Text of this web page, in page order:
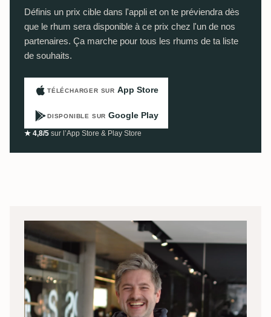
Définis un prix cible dans l'appli et on te préviendra dès
que le rhum sera disponible à ce prix chez l'un de nos
partenaires. Ça marche pour tous les rhums de ta liste
de souhaits.
TÉLÉCHARGER SUR App Store
DISPONIBLE SUR Google Play
★ 4,8/5 sur l’App Store & Play Store